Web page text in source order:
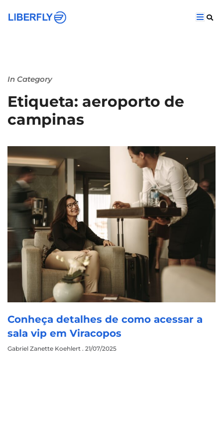
In Category
Etiqueta: aeroporto de
campinas
Conheça detalhes de como acessar a
sala vip em Viracopos
Gabriel Zanette Koehlert 21/07/2025